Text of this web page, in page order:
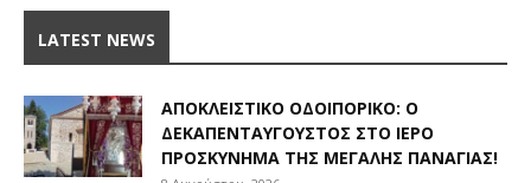
LATEST NEWS
ΑΠΟΚΛΕΙΣΤΙΚΟ ΟΔΟΙΠΟΡΙΚΟ: Ο
ΔΕΚΑΠΕΝΤΑΎΓΟΥΣΤΟΣ ΣΤΟ ΙΕΡΌ
ΠΡΟΣΚΎΝΗΜΑ ΤΗΣ ΜΕΓΆΛΗΣ ΠΑΝΑΓΊΑΣ!